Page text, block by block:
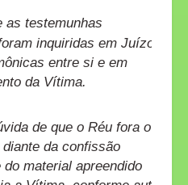
as testemunhas
inquiridas em Juízo,
entre si e em
da Vítima.
de que o Réu fora o
diante da confissão
do material apreendido